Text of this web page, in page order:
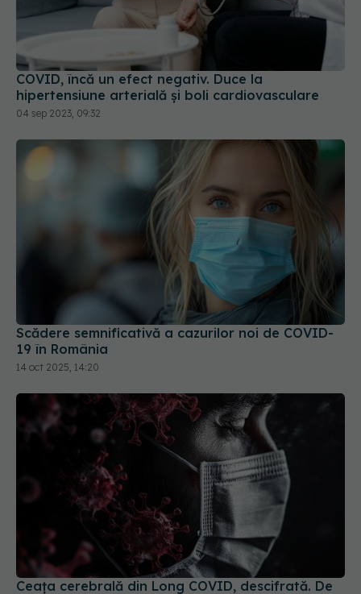
COVID, încă un efect negativ. Duce la
hipertensiune arterială și boli cardiovasculare
04 sep 2023, 09:32
Scădere semnificativă a cazurilor noi de COVID-
19 în România
14 oct 2025, 14:20
Ceața cerebrală din Long COVID, descifrată. De
ce milioane de oameni au pierderi de memorie
13 oct 2025, 08:27